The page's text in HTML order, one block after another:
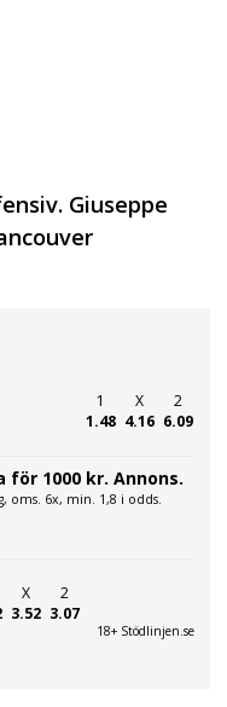
Giuseppe
1
1.48
X
4.16
2
6.09
för 1000 kr. Annons.
oms. 6x, min. 1,8 i odds.
X
3.52
2
3.07
18+ Stödlinjen.se